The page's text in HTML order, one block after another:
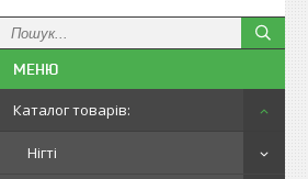
Каталог товарів:
Нігті